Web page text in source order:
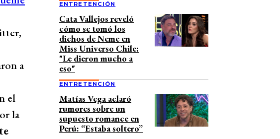
a
el
la
ENTRETENCIÓN
Cata Vallejos reveló
cómo se tomó los
dichos de Neme en
Miss Universo Chile:
"Le dieron mucho a
eso"
ENTRETENCIÓN
Matías Vega aclaró
rumores sobre un
supuesto romance en
Perú: “Estaba soltero”